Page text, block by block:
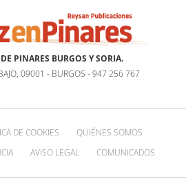
PINARES BURGOS Y SORIA.
09001 - BURGOS - 947 256 767
DE COOKIES
QUIÉNES SOMOS
AVISO LEGAL COMUNICADOS